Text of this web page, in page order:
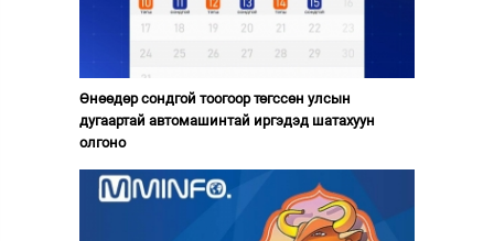
Өнөөдөр сондгой тоогоор төгссөн улсын
дугаартай автомашинтай иргэдэд шатахуун
олгоно